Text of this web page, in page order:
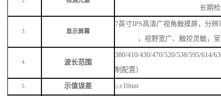
长期
3. 显示屏幕
7英寸IPS高清广视角触摸屏，分
，视野宽广、触控灵敏，
4. 波长范围
380/410/430/470/520/538/595/614/
制配置）
5. 示值误差 ≤±10nm